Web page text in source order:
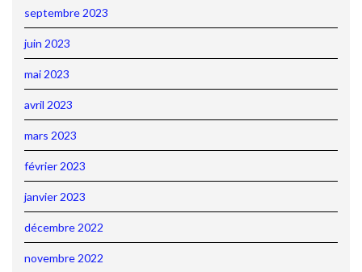
septembre 2023
juin 2023
mai 2023
avril 2023
mars 2023
février 2023
janvier 2023
décembre 2022
novembre 2022